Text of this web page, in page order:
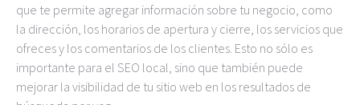
que te permite agregar información sobre tu negocio, como
la dirección, los horarios de apertura y cierre, los servicios que
ofreces y los comentarios de los clientes. Esto no sólo es
importante para el SEO local, sino que también puede
mejorar la visibilidad de tu sitio web en los resultados de